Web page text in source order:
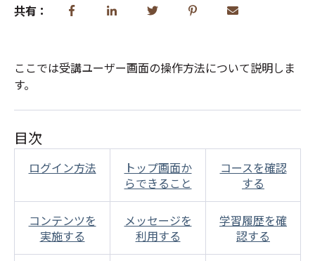
共有：
ここでは受講ユーザー画面の操作方法について説明しま
す。
目次
ログイン方法
トップ画面か
らできること
コースを確認
する
コンテンツを
実施する
メッセージを
利用する
学習履歴を確
認する